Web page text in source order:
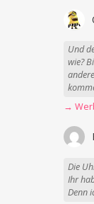
Und
wie?
Die
Ihr
Denn